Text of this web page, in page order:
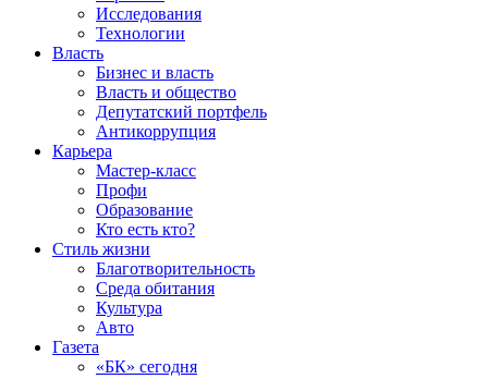
Исследования
Технологии
Власть
Бизнес и власть
Власть и общество
Депутатский портфель
Антикоррупция
Карьера
Мастер-класс
Профи
Образование
Кто есть кто?
Стиль жизни
Благотворительность
Среда обитания
Культура
Авто
Газета
«БК» сегодня